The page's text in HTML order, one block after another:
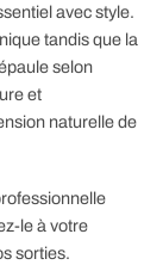
avec style.
tandis que la
selon
et
naturelle de
le à votre
sorties.